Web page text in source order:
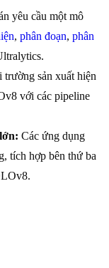
yêu cầu một mô
, phân đoạn, phân
trường sản xuất hiện
với các pipeline
Các ứng dụng
tích hợp bên thứ ba